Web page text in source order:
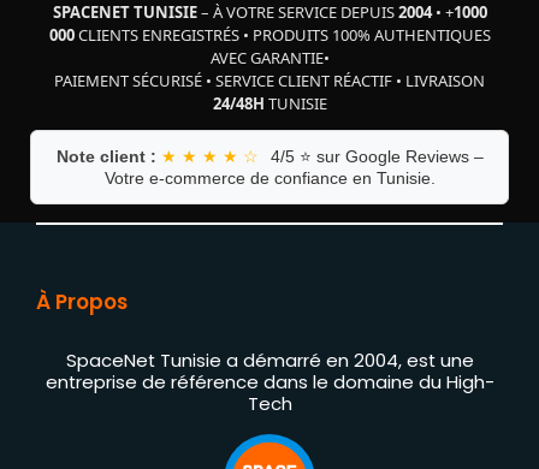
SPACENET TUNISIE– À VOTRE SERVICE DEPUIS2004• +1000
000CLIENTS ENREGISTRÉS• PRODUITS 100% AUTHENTIQUES
AVEC GARANTIE•
PAIEMENT SÉCURISÉ • SERVICE CLIENT RÉACTIF • LIVRAISON
24/48H TUNISIE
Note client : ★ ★ ★ ★ ☆
4/5 ⭐ sur Google Reviews –
Votre e-commerce de confiance en Tunisie.
À Propos
SpaceNet Tunisie a démarré en 2004, est une
entreprise de référence dans le domaine du High-
Tech